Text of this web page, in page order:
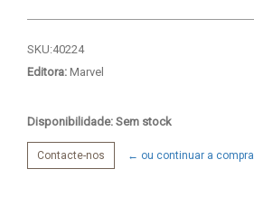
SKU:40224
Editora: Marvel
Disponibilidade: Sem stock
Contacte-nos ← ou continuar a compra